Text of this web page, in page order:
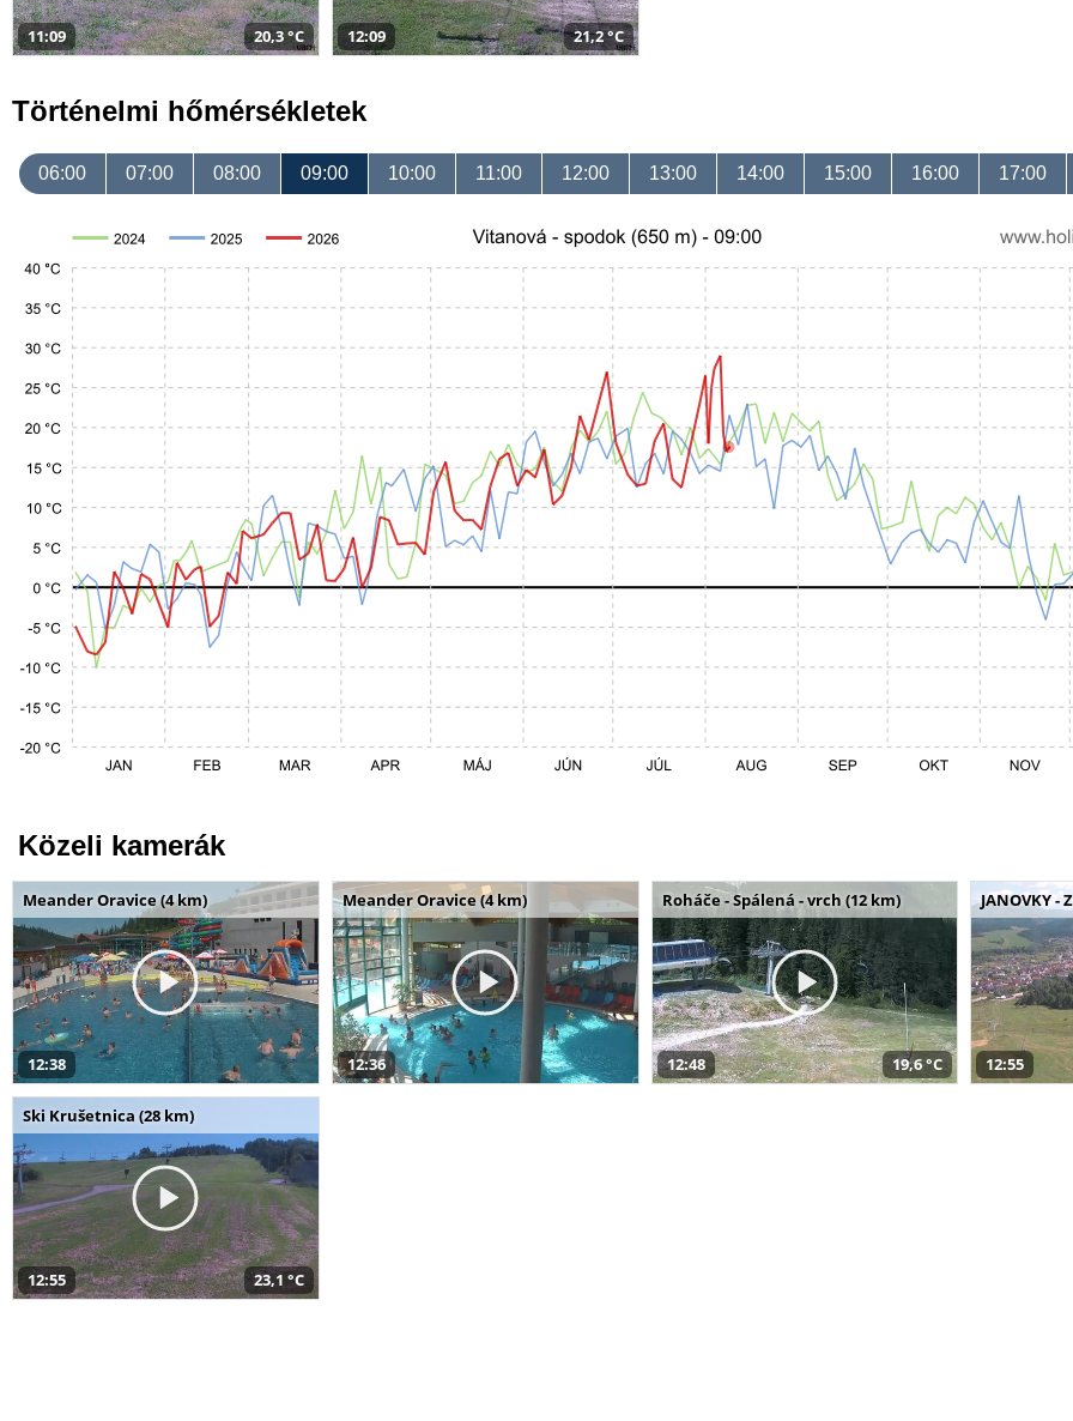
11:09 20,3 °C 12:09 21,2 °C
Történelmi hőmérsékletek
06:00 07:00 08:00 09:00 10:00 11:00 12:00 13:00 14:00 15:00 16:00 17:00
Közeli kamerák
Meander Oravice (4 km)
12:38
Meander Oravice (4 km)
12:36
Roháče - Spálená - vrch (12 km)
12:48 19,6 °C
JANOVKY -
12:55
Ski Krušetnica (28 km)
12:55 23,1 °C